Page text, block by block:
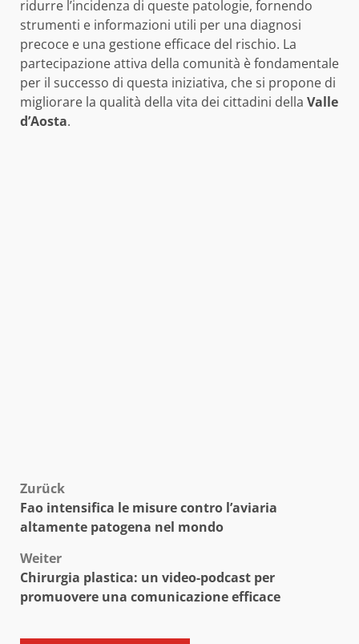
ridurre l’incidenza di queste patologie, fornendo
strumenti e informazioni utili per una diagnosi
precoce e una gestione efficace del rischio. La
partecipazione attiva della comunità è fondamentale
per il successo di questa iniziativa, che si propone di
migliorare la qualità della vita dei cittadini della Valle
d’Aosta.
Beitragsnavigation
Zurück
Fao intensifica le misure contro l’aviaria
altamente patogena nel mondo
Weiter
Chirurgia plastica: un video-podcast per
promuovere una comunicazione efficace